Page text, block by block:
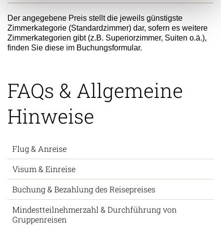
Der angegebene Preis stellt die jeweils günstigste
Zimmerkategorie (Standardzimmer) dar, sofern es weitere
Zimmerkategorien gibt (z.B. Superiorzimmer, Suiten o.ä.),
finden Sie diese im Buchungsformular.
FAQs & Allgemeine
Hinweise
Flug & Anreise
Visum & Einreise
Buchung & Bezahlung des Reisepreises
Mindestteilnehmerzahl & Durchführung von
Gruppenreisen